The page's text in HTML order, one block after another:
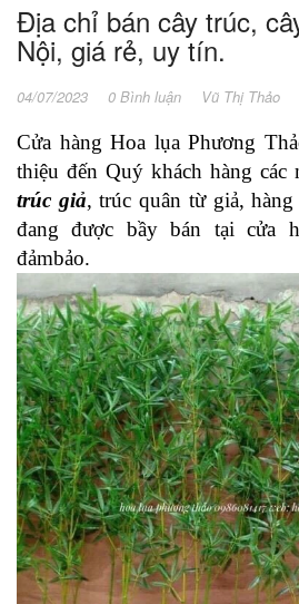
Địa chỉ bán cây trúc,
Nội, giá rẻ, uy tín.
04/07/2023 0 Bình luận Vũ Thị Thảo
Cửa hàng Hoa lụa Phương
thiệu đến Quý khách hàng các
trúc giả, trúc quân từ giả,
đang được bầy bán tại cửa
đảmbảo.